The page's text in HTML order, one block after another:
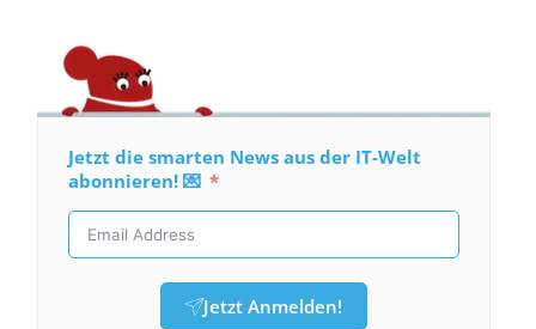
Jetzt die smarten News aus der IT-Welt
abonnieren! 💌
Jetzt Anmelden!